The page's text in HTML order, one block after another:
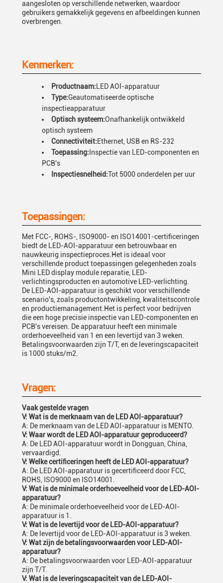
aangesloten op verschillende netwerken, waardoor
gebruikers gemakkelijk gegevens en afbeeldingen kunnen
overbrengen.
Kenmerken:
Productnaam: LED AOI-apparatuur
Type:Geautomatiseerde optische
inspectieapparatuur
Optisch systeem:Onafhankelijk ontwikkeld
optisch systeem
Connectiviteit:Ethernet, USB en RS-232
Toepassing: Inspectie van LED-componenten en
PCB's
Inspectiesnelheid:Tot 5000 onderdelen per uur
Toepassingen:
Met FCC-, ROHS-, ISO9000- en ISO14001-certificeringen
biedt de LED-AOI-apparatuur een betrouwbaar en
nauwkeurig inspectieproces.Het is ideaal voor
verschillende product toepassingen gelegenheden zoals
Mini LED display module reparatie, LED-
verlichtingsproducten en automotive LED-verlichting.
De LED-AOI-apparatuur is geschikt voor verschillende
scenario's, zoals productontwikkeling, kwaliteitscontrole
en productiemanagement.Het is perfect voor bedrijven
die een hoge precisie inspectie van LED-componenten en
PCB's vereisen. De apparatuur heeft een minimale
orderhoeveelheid van 1 en een levertijd van 3 weken.
Betalingsvoorwaarden zijn T/T, en de leveringscapaciteit
is 1000 stuks/m2.
Vragen:
Vaak gestelde vragen
V: Wat is de merknaam van de LED AOI-apparatuur?
A: De merknaam van de LED AOI-apparatuur is MENTO.
V: Waar wordt de LED AOI-apparatuur geproduceerd?
A: De LED AOI-apparatuur wordt in Dongguan, China,
vervaardigd.
V: Welke certificeringen heeft de LED AOI-apparatuur?
A: De LED AOI-apparatuur is gecertificeerd door FCC,
ROHS, ISO9000 en ISO14001.
V: Wat is de minimale orderhoeveelheid voor de LED-AOI-
apparatuur?
A: De minimale orderhoeveelheid voor de LED-AOI-
apparatuur is 1.
V: Wat is de levertijd voor de LED-AOI-apparatuur?
A: De levertijd voor de LED-AOI-apparatuur is 3 weken.
V: Wat zijn de betalingsvoorwaarden voor LED-AOI-
apparatuur?
A: De betalingsvoorwaarden voor LED-AOI-apparatuur
zijn T/T.
V: Wat is de leveringscapaciteit van de LED-AOI-